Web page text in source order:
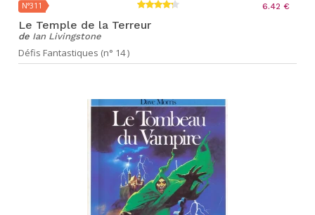
N°311 6.42 €
Le Temple de la Terreur
de Ian Livingstone
Défis Fantastiques (n° 14 )